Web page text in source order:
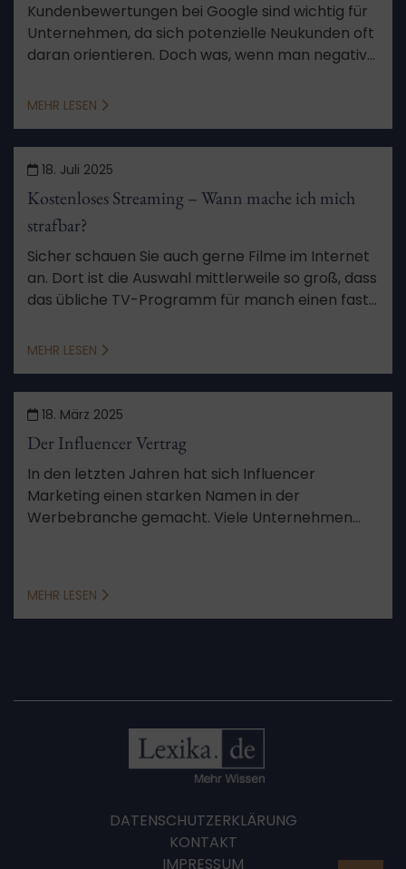
Kundenbewertungen bei Google sind wichtig für
Unternehmen, da sich potenzielle Neukunden oft
daran orientieren. Doch was, wenn man negative
Fall sogar falsche? Das kann schädlich für das
Thema wissen sollten.
MEHR LESEN
18. Juli 2025
Kostenloses Streaming – Wann mache ich mich
strafbar?
Sicher schauen Sie auch gerne Filme im Internet
an. Dort ist die Auswahl mittlerweile so groß, dass
das übliche TV-Programm für manch einen fast
aber lieber meiden. Warum, erfahren Sie in
MEHR LESEN
18. März 2025
Der Influencer Vertrag
In den letzten Jahren hat sich Influencer
Marketing einen starken Namen in der
Werbebranche gemacht. Viele Unternehmen
beachten ist, werden wir Ihnen im Folgenden
MEHR LESEN
DATENSCHUTZERKLÄRUNG
KONTAKT
IMPRESSUM